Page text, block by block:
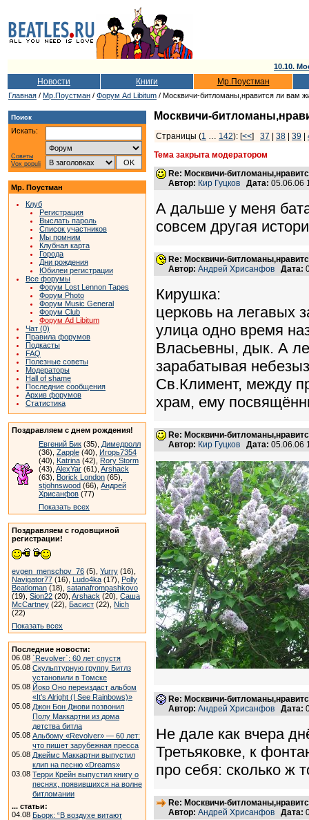
10.10.
Новости Книги Мр.Поустман
Главная / Мр.Поустман / Форум Ad Libitum / Москвичи-битломаны,нравится ли вам
Поиск
Искать:
Советы
Vox populi
Мр. Поустман
Клуб
Регистрация
Выслать пароль
Список участников
Мы помним
Клубная карта
Города
Дни рождения
Юбилеи регистрации
Все форумы
Форум Lost Lennon Tapes
Форум Photo
Форум Music General
Форум Club
Форум Ad Libitum
Чат (0)
Правила форумов
Подкасты
FAQ
Полезные советы
Модераторы
Hall of shame
Последние сообщения
Архив форумов
Статистика
Поздравляем с днем рождения!
Евгений Бик (35), Димедролл
(36), Zapple (40), Игорь7354
(40), Katrina (42), Rory Storm
(43), AlexYar (61), Arshack
(63), Borick London (65),
stjohnswood (66), Андрей
Хрисанфов (77)
Показать всех
Поздравляем с годовщиной
регистрации!
evgen_menschov_76 (5), Yurry (16),
Navigator77 (16), Ludo4ka (17), Polly
Beatloman (18), satanafrompashkovo
(19), Sion22 (20), Arshack (20), Саша
McCartney (22), Басист (22), Nich
(22)
Показать всех
Последние новости:
06.08 `Revolver`: 60 лет спустя
05.08 Скульптурную группу Битлз
установили в Томске
05.08 Йоко Оно переиздаст альбом
«It’s Alright (I See Rainbows)»
05.08 Джон Бон Джови позвонил
Полу Маккартни из дома
детства битла
05.08 Альбому «Revolver» — 60 лет:
что пишет зарубежная пресса
05.08 Джеймс Маккартни выпустил
клип на песню «Dreams»
03.08 Терри Крейн выпустил книгу о
песнях, появившихся на волне
битломании
... статьи:
04.08 Бьорк: “В воздухе витают
Москвичи-
Страницы (1 … 142): [<<] 37 38 39
Тема закрыта модератором
Re: Москвичи-
Автор: Кир Гуцков Дата:
А дальше у меня
совсем другая
Re: Москвичи-
Автор: Андрей Хрисанфов Дата:
Кирушка:
церковь на легавых
улица одно время
Власьевны, дык. А
зарабатывая
Св.Климент, между
храм, ему
Re: Москвичи-
Автор: Кир Гуцков Дата:
Re: Москвичи-
Автор: Андрей Хрисанфов Дата:
Не дале как вчера
Третьяковке, к
про себя: сколько ж
Re: Москвичи-
Автор: Андрей Хрисанфов Дата: